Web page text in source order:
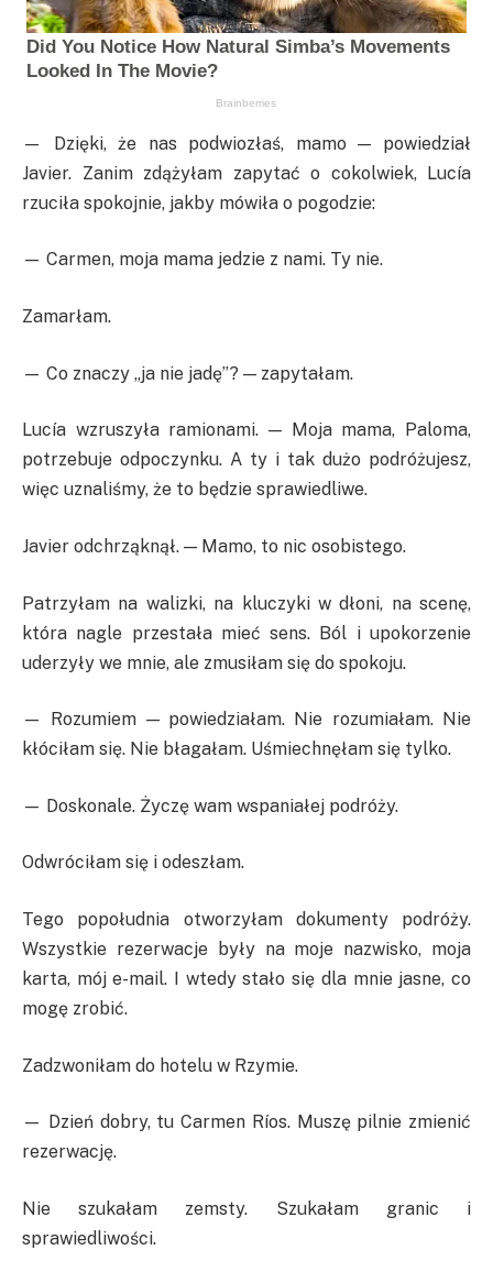
— Dzięki, że nas podwiozłaś, mamo — powiedział
Javier. Zanim zdążyłam zapytać o cokolwiek, Lucía
rzuciła spokojnie, jakby mówiła o pogodzie:
— Carmen, moja mama jedzie z nami. Ty nie.
Zamarłam.
— Co znaczy „ja nie jadę”? — zapytałam.
Lucía wzruszyła ramionami. — Moja mama, Paloma,
potrzebuje odpoczynku. A ty i tak dużo podróżujesz,
więc uznaliśmy, że to będzie sprawiedliwe.
Javier odchrząknął. — Mamo, to nic osobistego.
Patrzyłam na walizki, na kluczyki w dłoni, na scenę,
która nagle przestała mieć sens. Ból i upokorzenie
uderzyły we mnie, ale zmusiłam się do spokoju.
— Rozumiem — powiedziałam. Nie rozumiałam. Nie
kłóciłam się. Nie błagałam. Uśmiechnęłam się tylko.
— Doskonale. Życzę wam wspaniałej podróży.
Odwróciłam się i odeszłam.
Tego popołudnia otworzyłam dokumenty podróży.
Wszystkie rezerwacje były na moje nazwisko, moja
karta, mój e-mail. I wtedy stało się dla mnie jasne, co
mogę zrobić.
Zadzwoniłam do hotelu w Rzymie.
— Dzień dobry, tu Carmen Ríos. Muszę pilnie zmienić
rezerwację.
Nie szukałam zemsty. Szukałam granic i
sprawiedliwości.